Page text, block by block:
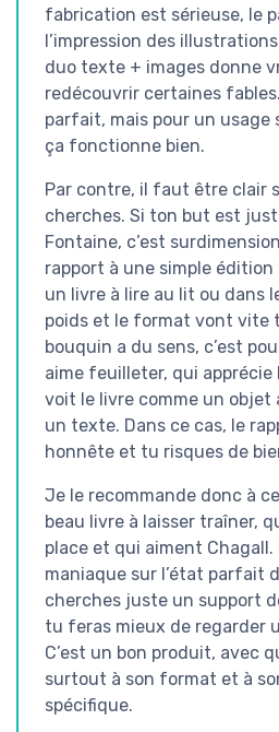
fabrication est sérieuse, le
l’impression des
duo texte + images donne
redécouvrir certaines fables.
parfait, mais pour un usage
ça fonctionne bien.
Par contre, il faut être clair
cherches. Si ton but est
Fontaine, c’est
rapport à une simple
un livre à lire au lit ou dans
poids et le format vont vite
bouquin a du sens, c’est
aime feuilleter, qui
voit le livre comme un
un texte. Dans ce cas, le
honnête et tu risques de
Je le recommande donc à
beau livre à laisser traîner,
place et qui aiment
maniaque sur l’état parfait
cherches juste un support
tu feras mieux de regarder
C’est un bon produit, avec
surtout à son format et à
spécifique.